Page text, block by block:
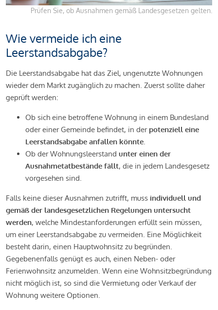
Prüfen Sie, ob Ausnahmen gemäß Landesgesetzen gelten.
Wie vermeide ich eine
Leerstandsabgabe?
Die Leerstandsabgabe hat das Ziel, ungenutzte Wohnungen
wieder dem Markt zugänglich zu machen. Zuerst sollte daher
geprüft werden:
Ob sich eine betroffene Wohnung in einem Bundesland
oder einer Gemeinde befindet, in der potenziell eine
Leerstandsabgabe anfallen könnte.
Ob der Wohnungsleerstand unter einen der
Ausnahmetatbestände fällt, die in jedem Landesgesetz
vorgesehen sind.
Falls keine dieser Ausnahmen zutrifft, muss individuell und
gemäß der landesgesetzlichen Regelungen untersucht
werden, welche Mindestanforderungen erfüllt sein müssen,
um einer Leerstandsabgabe zu vermeiden. Eine Möglichkeit
besteht darin, einen Hauptwohnsitz zu begründen.
Gegebenenfalls genügt es auch, einen Neben- oder
Ferienwohnsitz anzumelden. Wenn eine Wohnsitzbegründung
nicht möglich ist, so sind die Vermietung oder Verkauf der
Wohnung weitere Optionen.